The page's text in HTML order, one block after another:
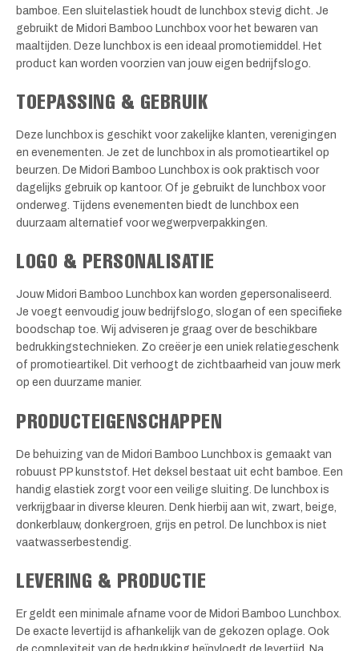
bamboe. Een sluitelastiek houdt de lunchbox stevig dicht. Je
gebruikt de Midori Bamboo Lunchbox voor het bewaren van
maaltijden. Deze lunchbox is een ideaal promotiemiddel. Het
product kan worden voorzien van jouw eigen bedrijfslogo.
TOEPASSING & GEBRUIK
Deze lunchbox is geschikt voor zakelijke klanten, verenigingen
en evenementen. Je zet de lunchbox in als promotieartikel op
beurzen. De Midori Bamboo Lunchbox is ook praktisch voor
dagelijks gebruik op kantoor. Of je gebruikt de lunchbox voor
onderweg. Tijdens evenementen biedt de lunchbox een
duurzaam alternatief voor wegwerpverpakkingen.
LOGO & PERSONALISATIE
Jouw Midori Bamboo Lunchbox kan worden gepersonaliseerd.
Je voegt eenvoudig jouw bedrijfslogo, slogan of een specifieke
boodschap toe. Wij adviseren je graag over de beschikbare
bedrukkingstechnieken. Zo creëer je een uniek relatiegeschenk
of promotieartikel. Dit verhoogt de zichtbaarheid van jouw merk
op een duurzame manier.
PRODUCTEIGENSCHAPPEN
De behuizing van de Midori Bamboo Lunchbox is gemaakt van
robuust PP kunststof. Het deksel bestaat uit echt bamboe. Een
handig elastiek zorgt voor een veilige sluiting. De lunchbox is
verkrijgbaar in diverse kleuren. Denk hierbij aan wit, zwart, beige,
donkerblauw, donkergroen, grijs en petrol. De lunchbox is niet
vaatwasserbestendig.
LEVERING & PRODUCTIE
Er geldt een minimale afname voor de Midori Bamboo Lunchbox.
De exacte levertijd is afhankelijk van de gekozen oplage. Ook